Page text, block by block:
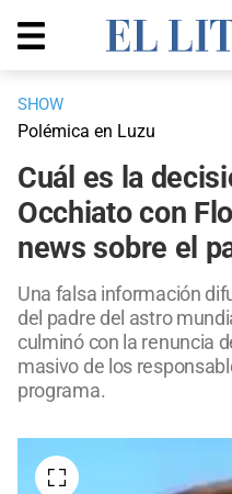
SHOW
Polémica en Luzu
Cuál es la
Occhiato con
news sobre el
Una falsa información
del padre del astro
culminó con la renuncia
masivo de los
programa.